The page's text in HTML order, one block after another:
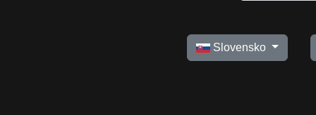
Slovensko